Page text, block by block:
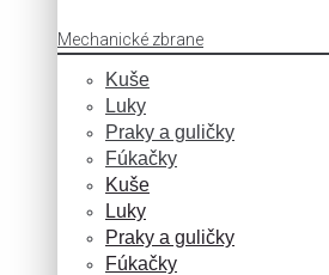
Mechanické zbrane
Kuše
Luky
Praky a guličky
Fúkačky
Kuše
Luky
Praky a guličky
Fúkačky